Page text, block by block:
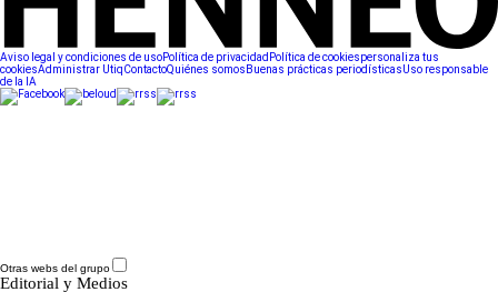
Aviso legal y condiciones de usoPolítica de privacidad Política de cookiespersonaliza tus
cookiesAdministrar UtiqContactoQuiénes somos Buenas prácticas periodísticasUso responsable
de la IA
Otras webs del grupo
Editorial y Medios